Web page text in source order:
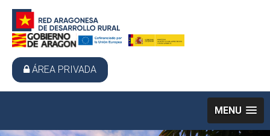
ÁREA PRIVADA
MENU